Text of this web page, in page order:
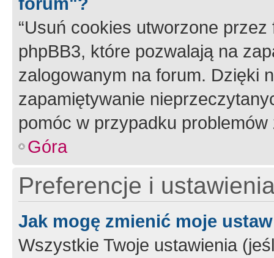
“Usuń cookies utworzone
phpBB3, które pozwalają na
zalogowanym na forum. Dzięki
zapamiętywanie
pomóc w przypadku
Góra
Preferencje i
Jak mogę zmienić moje
Wszystkie Twoje ustawienia